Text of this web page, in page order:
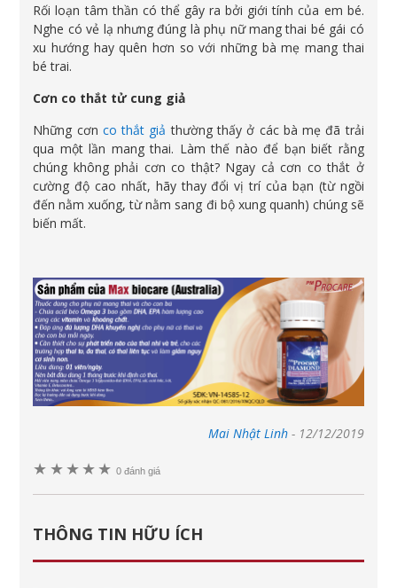
Rối loạn tâm thần có thể gây ra bởi giới tính của em bé.
Nghe có vẻ lạ nhưng đúng là phụ nữ mang thai bé gái có
xu hướng hay quên hơn so với những bà mẹ mang thai
bé trai.
Cơn co thắt tử cung giả
Những cơn co thắt giả thường thấy ở các bà mẹ đã trải
qua một lần mang thai. Làm thế nào để bạn biết rằng
chúng không phải cơn co thật? Ngay cả cơn co thắt ở
cường độ cao nhất, hãy thay đổi vị trí của bạn (từ ngồi
đến nằm xuống, từ nằm sang đi bộ xung quanh) chúng sẽ
biến mất.
Mai Nhật Linh- 12/12/2019
★ ★★★★ 0 đánh giá
THÔNG TIN HỮU ÍCH